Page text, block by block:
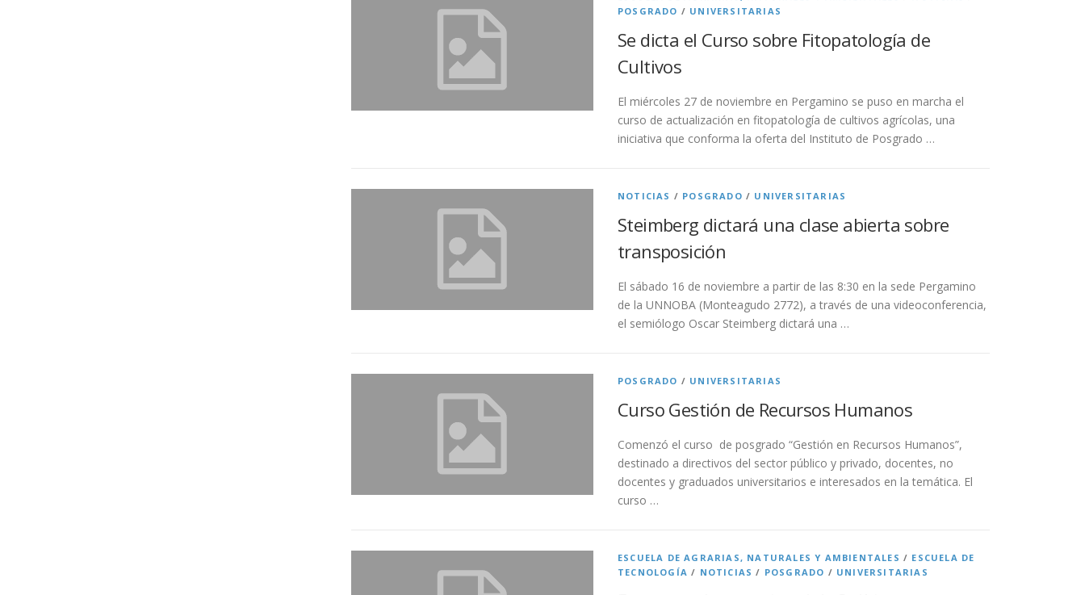
POSGRADO / UNIVERSITARIAS
Se dicta el Curso sobre Fitopatología de
Cultivos
El miércoles 27 de noviembre en Pergamino se puso en marcha el
curso de actualización en fitopatología de cultivos agrícolas, una
iniciativa que conforma la oferta del Instituto de Posgrado …
NOTICIAS / POSGRADO / UNIVERSITARIAS
Steimberg dictará una clase abierta sobre
transposición
El sábado 16 de noviembre a partir de las 8:30 en la sede Pergamino
de la UNNOBA (Monteagudo 2772), a través de una videoconferencia,
el semiólogo Oscar Steimberg dictará una …
POSGRADO / UNIVERSITARIAS
Curso Gestión de Recursos Humanos
Comenzó el curso de posgrado “Gestión en Recursos Humanos”,
destinado a directivos del sector público y privado, docentes, no
docentes y graduados universitarios e interesados en la temática. El
curso …
ESCUELA DE AGRARIAS, NATURALES Y AMBIENTALES / ESCUELA DE
TECNOLOGÍA / NOTICIAS / POSGRADO / UNIVERSITARIAS